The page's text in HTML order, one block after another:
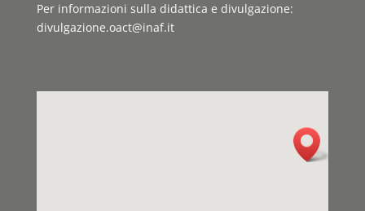
Per informazioni sulla didattica e divulgazione:
divulgazione.oact@inaf.it